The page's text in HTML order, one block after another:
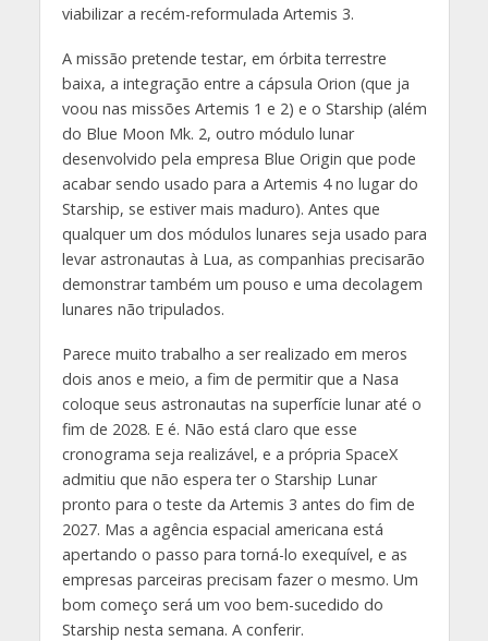
viabilizar a recém-reformulada Artemis 3.
A missão pretende testar, em órbita terrestre
baixa, a integração entre a cápsula Orion (que ja
voou nas missões Artemis 1 e 2) e o Starship (além
do Blue Moon Mk. 2, outro módulo lunar
desenvolvido pela empresa Blue Origin que pode
acabar sendo usado para a Artemis 4 no lugar do
Starship, se estiver mais maduro). Antes que
qualquer um dos módulos lunares seja usado para
levar astronautas à Lua, as companhias precisarão
demonstrar também um pouso e uma decolagem
lunares não tripulados.
Parece muito trabalho a ser realizado em meros
dois anos e meio, a fim de permitir que a Nasa
coloque seus astronautas na superfície lunar até o
fim de 2028. E é. Não está claro que esse
cronograma seja realizável, e a própria SpaceX
admitiu que não espera ter o Starship Lunar
pronto para o teste da Artemis 3 antes do fim de
2027. Mas a agência espacial americana está
apertando o passo para torná-lo exequível, e as
empresas parceiras precisam fazer o mesmo. Um
bom começo será um voo bem-sucedido do
Starship nesta semana. A conferir.